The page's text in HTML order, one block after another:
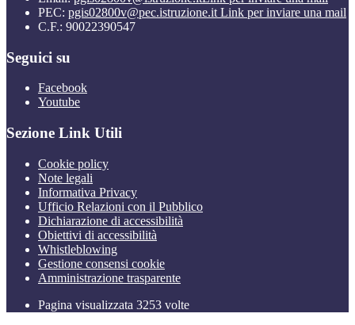
PEC: pgis02800v@pec.istruzione.it Link per inviare una mail
C.F.: 90022390547
Seguici su
Facebook
Youtube
Sezione Link Utili
Cookie policy
Note legali
Informativa Privacy
Ufficio Relazioni con il Pubblico
Dichiarazione di accessibilità
Obiettivi di accessibilità
Whistleblowing
Gestione consensi cookie
Amministrazione trasparente
Pagina visualizzata 3253 volte